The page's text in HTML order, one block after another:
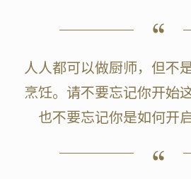
人人都可以做厨师，但不
烹饪。请不要忘记你开始
也不要忘记你是如何开